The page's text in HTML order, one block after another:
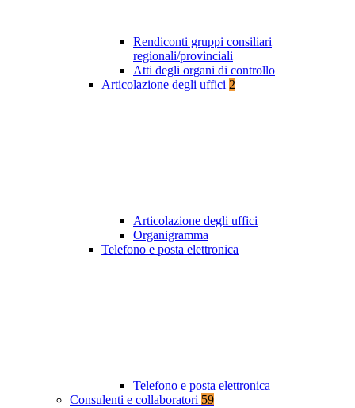
Rendiconti gruppi consiliari
regionali/provinciali
Atti degli organi di controllo
Articolazione degli uffici 2
Articolazione degli uffici
Organigramma
Telefono e posta elettronica
Telefono e posta elettronica
Consulenti e collaboratori 59